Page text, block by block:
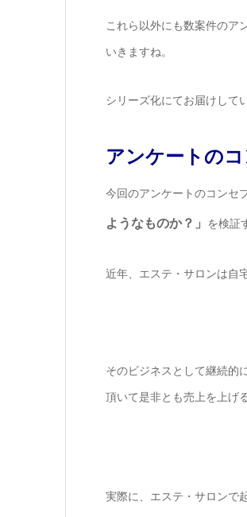
これら以外にも数案件のア
いきますね。
シリーズ化にてお届けして
アンケートの
今回のアンケートのコンセ
ようなものか？」 を検証
近年、エステ・サロンは自
そのビジネスとして継続的
頂いて是非とも売上を上げ
実際に、エステ・サロンで